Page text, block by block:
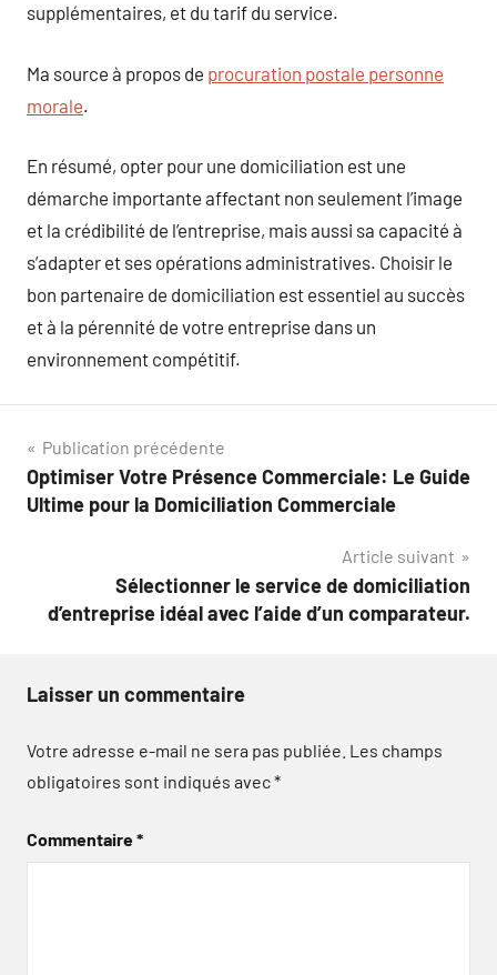
supplémentaires, et du tarif du service.
Ma source à propos de procuration postale personne
morale.
En résumé, opter pour une domiciliation est une
démarche importante affectant non seulement l’image
et la crédibilité de l’entreprise, mais aussi sa capacité à
s’adapter et ses opérations administratives. Choisir le
bon partenaire de domiciliation est essentiel au succès
et à la pérennité de votre entreprise dans un
environnement compétitif.
Navigation
de
Publication précédente
Optimiser Votre Présence Commerciale: Le Guide
Ultime pour la Domiciliation Commerciale
Article suivant
Sélectionner le service de domiciliation
d’entreprise idéal avec l’aide d’un comparateur.
Laisser un commentaire
Votre adresse e-mail ne sera pas publiée. Les champs
obligatoires sont indiqués avec*
Commentaire*